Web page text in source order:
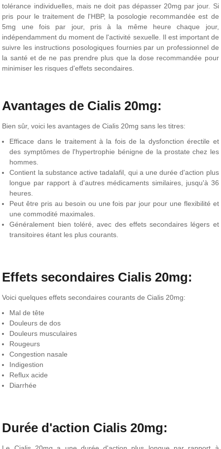
tolérance individuelles, mais ne doit pas dépasser 20mg par jour. Si
pris pour le traitement de l'HBP, la posologie recommandée est de
5mg une fois par jour, pris à la même heure chaque jour,
indépendamment du moment de l'activité sexuelle. Il est important de
suivre les instructions posologiques fournies par un professionnel de
la santé et de ne pas prendre plus que la dose recommandée pour
minimiser les risques d'effets secondaires.
Avantages de Cialis 20mg:
Bien sûr, voici les avantages de Cialis 20mg sans les titres:
Efficace dans le traitement à la fois de la dysfonction érectile et
des symptômes de l'hypertrophie bénigne de la prostate chez les
hommes.
Contient la substance active tadalafil, qui a une durée d'action plus
longue par rapport à d'autres médicaments similaires, jusqu'à 36
heures.
Peut être pris au besoin ou une fois par jour pour une flexibilité et
une commodité maximales.
Généralement bien toléré, avec des effets secondaires légers et
transitoires étant les plus courants.
Effets secondaires Cialis 20mg:
Voici quelques effets secondaires courants de Cialis 20mg:
Mal de tête
Douleurs de dos
Douleurs musculaires
Rougeurs
Congestion nasale
Indigestion
Reflux acide
Diarrhée
Durée d'action Cialis 20mg: